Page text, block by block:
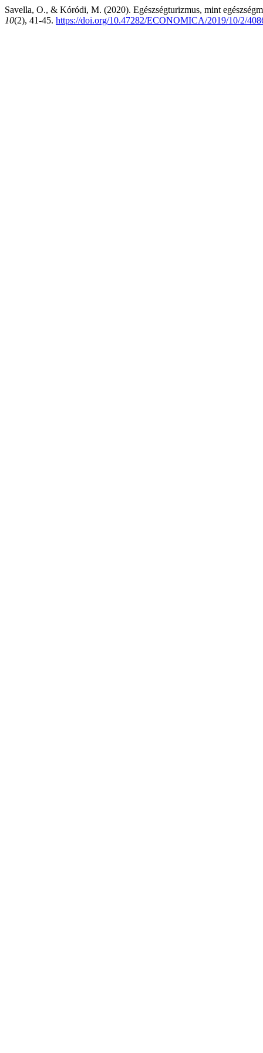
Savella, O., & Kóródi, M. (2020). Egészségturizmus, mint
10(2), 41-45. https://doi.org/10.47282/ECONOMICA/2019/10/2/